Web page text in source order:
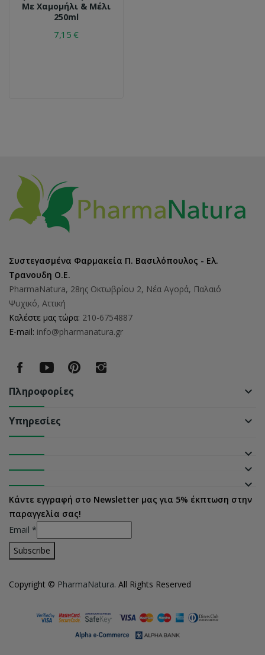
Με Χαμομήλι & Μέλι
250ml
7,15 €
Συστεγασμένα Φαρμακεία Π. Βασιλόπουλος - Ελ.
Τρανουδη Ο.Ε.
PharmaNatura, 28ης Οκτωβρίου 2, Νέα Αγορά, Παλαιό
Ψυχικό, Αττική
Καλέστε μας τώρα: 210-6754887
E-mail: info@pharmanatura.gr
Πληροφορίες keyboard_arrow_down
Υπηρεσίες keyboard_arrow_down
keyboard_arrow_down
keyboard_arrow_down
keyboard_arrow_down
Κάντε εγγραφή στο Newsletter μας για 5% έκπτωση στην
παραγγελία σας!
Email *
Copyright © PharmaNatura. All Rights Reserved